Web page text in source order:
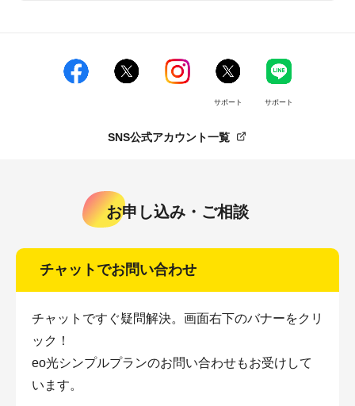
サポート サポート
SNS公式アカウント一覧
お申し込み・ご相談
チャットでお問い合わせ
チャットですぐ疑問解決。画面右下のバナーをクリ
ック！
eo光シンプルプランのお問い合わせもお受けして
います。